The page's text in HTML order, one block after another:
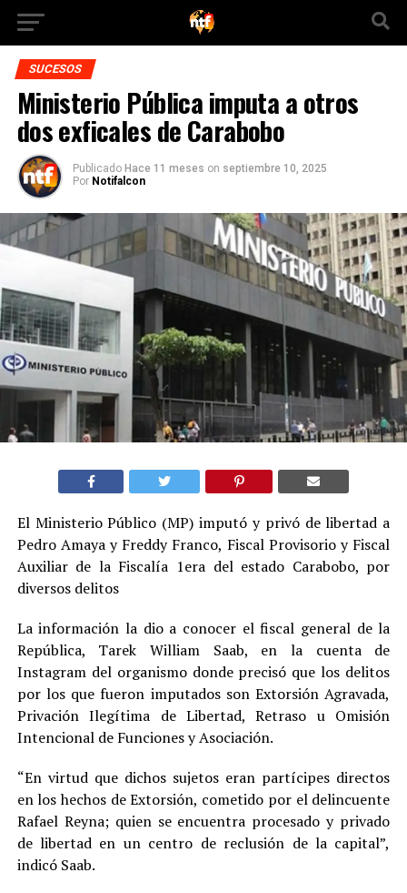
SUCESOS
Ministerio Pública imputa a otros
dos exficales de Carabobo
Publicado Hace 11 meses on septiembre 10, 2025
Por Notifalcon
El Ministerio Público (MP) imputó y privó de libertad a
Pedro Amaya y Freddy Franco, Fiscal Provisorio y Fiscal
Auxiliar de la Fiscalía 1era del estado Carabobo, por
diversos delitos
La información la dio a conocer el fiscal general de la
República, Tarek William Saab, en la cuenta de
Instagram del organismo donde precisó que los delitos
por los que fueron imputados son Extorsión Agravada,
Privación Ilegítima de Libertad, Retraso u Omisión
Intencional de Funciones y Asociación.
“En virtud que dichos sujetos eran partícipes directos
en los hechos de Extorsión, cometido por el delincuente
Rafael Reyna; quien se encuentra procesado y privado
de libertad en un centro de reclusión de la capital”,
indicó Saab.